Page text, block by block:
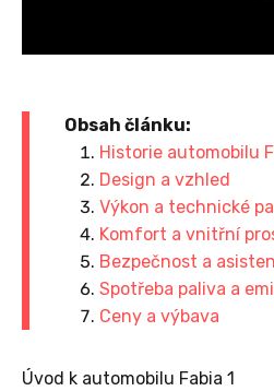
Obsah článku:
Historie automobilu
Design a vzhled
Výkon a technické
Komfort a vnitřní
Bezpečnost a
Spotřeba paliva a
Ceny a výbava
Úvod k automobilu Fabia 1